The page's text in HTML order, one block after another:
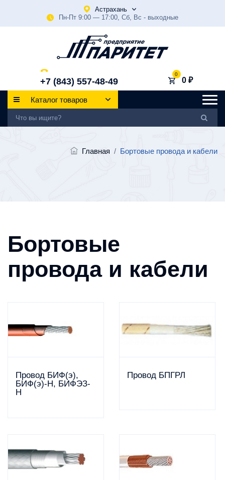
Астрахань
Пн-Пт 9:00 — 17:00, Сб, Вс - выходные
+7 (843) 557-48-49
0
0 ₽
Каталог товаров
Главная / Бортовые провода и кабели
Бортовые
провода и кабели
Провод БИФ(э),
БИФ(э)-Н, БИФЭЗ-
Н
Провод БПГРЛ